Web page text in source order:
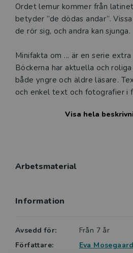
Ordet lemur kommer från
betyder ”de dödas andar”.
de rör sig, och andra kan sjunga.
Minifakta om ... är en serie
Böckerna har aktuella och
både yngre och äldre läsare.
och enkel text och fotografier i
och bor utanför danska Aarhus.
Sagt om några tidigare
om det stora vattenlevande
spännande fakta på ett så
Visa hela
Arbetsmaterial
Information
Avsedd för:
Från 7 år
Författare:
Eva